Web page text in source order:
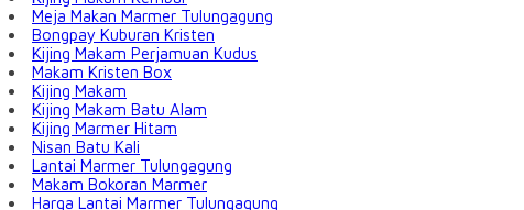
Meja Makan Marmer Tulungagung
Bongpay Kuburan Kristen
Kijing Makam Perjamuan Kudus
Makam Kristen Box
Kijing Makam
Kijing Makam Batu Alam
Kijing Marmer Hitam
Nisan Batu Kali
Lantai Marmer Tulungagung
Makam Bokoran Marmer
Harga Lantai Marmer Tulungagung